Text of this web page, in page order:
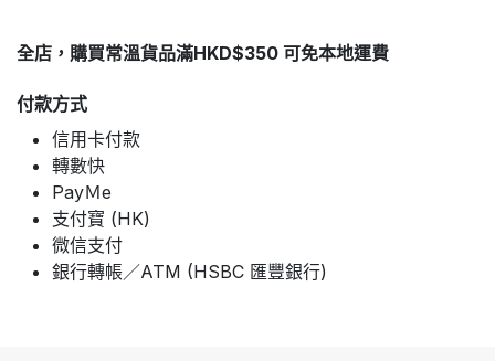
全店，購買常溫貨品滿HKD$350 可免本地運費
付款方式
信用卡付款
轉數快
PayＭe
支付寶 (HK)
微信支付
銀行轉帳／ATM (HSBC 匯豐銀行)